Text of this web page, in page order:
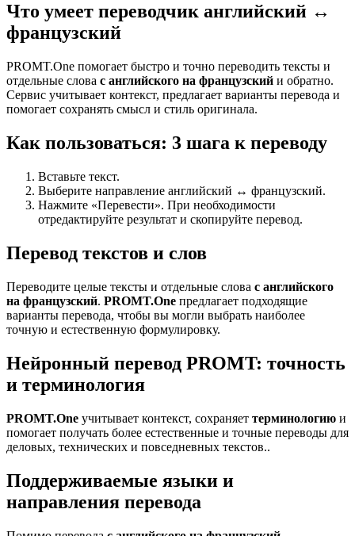
Что умеет переводчик английский ↔
французский
PROMT.One помогает быстро и точно переводить тексты и
отдельные слова с английского на французский и обратно.
Сервис учитывает контекст, предлагает варианты перевода и
помогает сохранять смысл и стиль оригинала.
Как пользоваться: 3 шага к переводу
Вставьте текст.
Выберите направление английский ↔ французский.
Нажмите «Перевести». При необходимости
отредактируйте результат и скопируйте перевод.
Перевод текстов и слов
Переводите целые тексты и отдельные слова с английского
на французский. PROMT.One предлагает подходящие
варианты перевода, чтобы вы могли выбрать наиболее
точную и естественную формулировку.
Нейронный перевод PROMT: точность
и терминология
PROMT.One учитывает контекст, сохраняет терминологию и
помогает получать более естественные и точные переводы для
деловых, технических и повседневных текстов..
Поддерживаемые языки и
направления перевода